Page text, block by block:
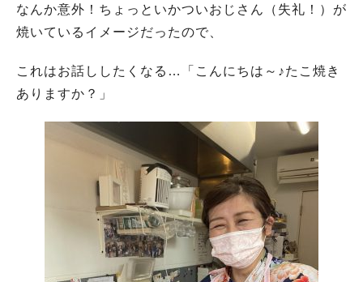
なんか意外！ちょっといかついおじさん（失礼！）が
焼いているイメージだったので、
これはお話ししたくなる…「こんにちは～♪たこ焼き
ありますか？」